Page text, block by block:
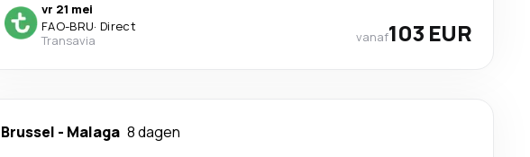
vr 21 mei
FAO-BRU· Direct
Transavia
vanaf103 EUR
Brussel - Malaga 8 dagen